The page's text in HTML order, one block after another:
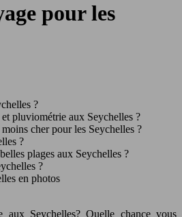
pour les
?
pluviométrie aux Seychelles ?
cher pour les Seychelles ?
?
plages aux Seychelles ?
?
en photos
aux Seychelles? Quelle chance vous